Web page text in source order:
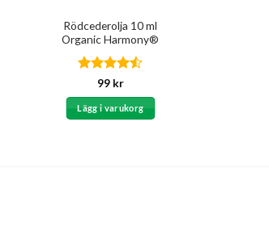
Rödcederolja 10 ml
Organic Harmony®
Betygsatt
4.5av 5
99 kr
Lägg i varukorg